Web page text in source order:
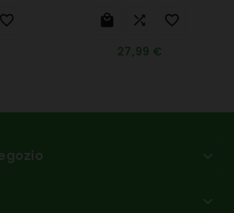
   
27,99 €

